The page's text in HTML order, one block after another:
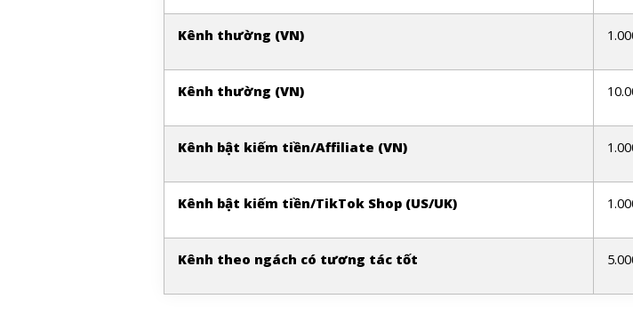
Kênh thường (VN)
Kênh thường (VN)
Kênh bật kiếm tiền/Affiliate (VN)
Kênh bật kiếm tiền/TikTok Shop (US/UK)
Kênh theo ngách có tương tác tốt